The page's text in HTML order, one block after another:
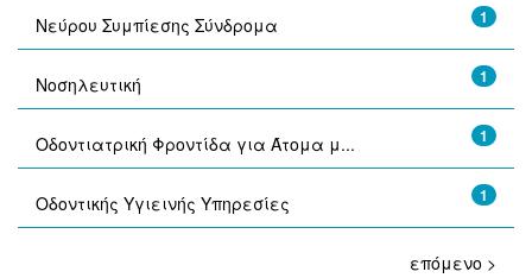
1
Νεύρου Συμπίεσης Σύνδρομα
1
Νοσηλευτική
1
Οδοντιατρική Φροντίδα για Άτομα μ...
1
Οδοντικής Υγιεινής Υπηρεσίες
επόμενο >